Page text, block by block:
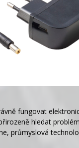
fungovat
hledat
průmyslová